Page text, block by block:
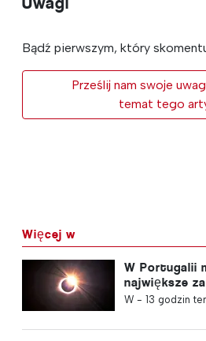
Bądź pierwszym, który
Prześlij nam swoje
temat tego
Więcej w
W Portugalii
największe
tego stulecia
W - 13 godzin